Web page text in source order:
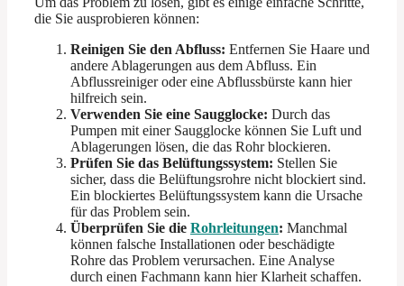
die Sie ausprobieren können:
Reinigen Sie den Abfluss: Entfernen Sie Haare und
andere Ablagerungen aus dem Abfluss. Ein
Abflussreiniger oder eine Abflussbürste kann hier
hilfreich sein.
Verwenden Sie eine Saugglocke: Durch das
Pumpen mit einer Saugglocke können Sie Luft und
Ablagerungen lösen, die das Rohr blockieren.
Prüfen Sie das Belüftungssystem: Stellen Sie
sicher, dass die Belüftungsrohre nicht blockiert sind.
Ein blockiertes Belüftungssystem kann die Ursache
für das Problem sein.
Überprüfen Sie die Rohrleitungen: Manchmal
können falsche Installationen oder beschädigte
Rohre das Problem verursachen. Eine Analyse
durch einen Fachmann kann hier Klarheit schaffen.